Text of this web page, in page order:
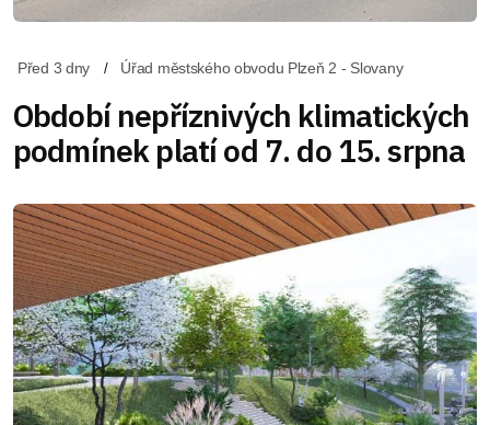
Před 3 dny Úřad městského obvodu Plzeň 2 - Slovany
Období nepříznivých klimatických
podmínek platí od 7. do 15. srpna